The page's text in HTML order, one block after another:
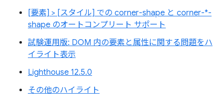
[要素] > [スタイル] での corner-shape と corner-*-
shape のオートコンプリート サポート
試験運用版: DOM 内の要素と属性に関する問題をハ
イライト表示
Lighthouse 12.5.0
その他のハイライト